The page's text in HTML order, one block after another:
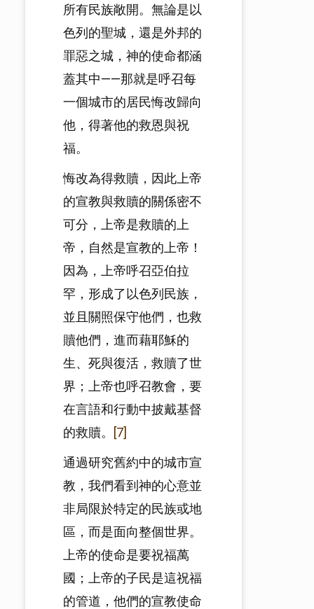
所有民族敞開。無論是以
色列的聖城，還是外邦的
罪惡之城，神的使命都涵
蓋其中——那就是呼召每
一個城市的居民悔改歸向
他，得著他的救恩與祝
福。
悔改為得救贖，因此上帝
的宣教與救贖的關係密不
可分，上帝是救贖的上
帝，自然是宣教的上帝！
因為，上帝呼召亞伯拉
罕，形成了以色列民族，
並且關照保守他們，也救
贖他們，進而藉耶穌的
生、死與復活，救贖了世
界；上帝也呼召教會，要
在言語和行動中披戴基督
的救贖。 [7]
通過研究舊約中的城市宣
教，我們看到神的心意並
非局限於特定的民族或地
區，而是面向整個世界。
上帝的使命是要祝福萬
國；上帝的子民是這祝福
的管道，他們的宣教使命